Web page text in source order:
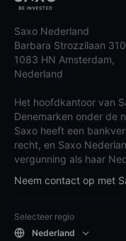
Saxo Nederland
Barbara Strozzilaan 310
1083 HN Amsterdam,
Nederland
Het hoofdkantoor van
Denemarken onder de
Saxo heeft een
recht, en Saxo
vergunning als haar
Neem contact op met
Selecteer regio
Nederland